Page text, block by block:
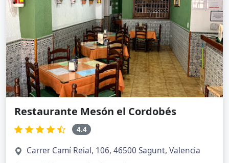
Restaurante Mesón el Cordobés
4.4
Carrer Camí Reial, 106, 46500 Sagunt, Valencia